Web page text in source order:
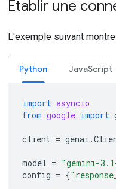
Établir une
L'exemple suivant
Python JavaScript
import asyncio
from google import
client = genai .
model = "gemini-
config = {